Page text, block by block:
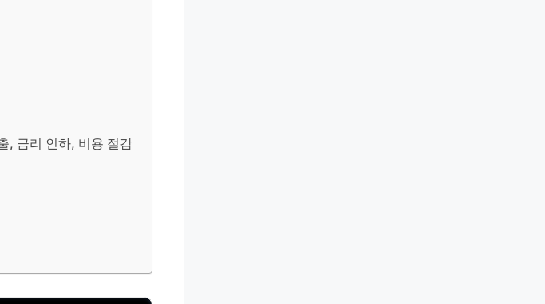
, 금리 인하, 비용 절감